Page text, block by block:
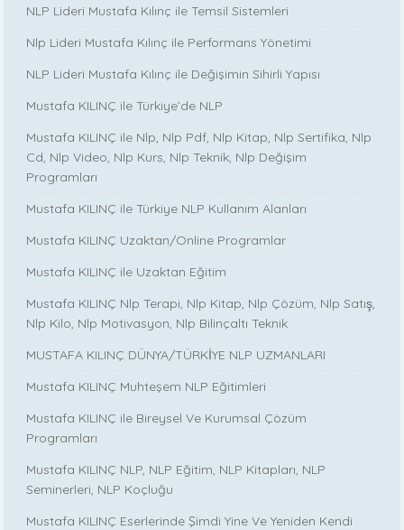
NLP Lideri Mustafa Kılınç ile Temsil Sistemleri
Nlp Lideri Mustafa Kılınç ile Performans Yönetimi
NLP Lideri Mustafa Kılınç ile Değişimin Sihirli Yapısı
Mustafa KILINÇ ile Türkiye’de NLP
Mustafa KILINÇ ile Nlp, Nlp Pdf, Nlp Kitap, Nlp Sertifika, Nlp
Cd, Nlp Video, Nlp Kurs, Nlp Teknik, Nlp Değişim
Programları
Mustafa KILINÇ ile Türkiye NLP Kullanım Alanları
Mustafa KILINÇ Uzaktan/Online Programlar
Mustafa KILINÇ ile Uzaktan Eğitim
Mustafa KILINÇ Nlp Terapi, Nlp Kitap, Nlp Çözüm, Nlp Satış,
Nlp Kilo, Nlp Motivasyon, Nlp Bilinçaltı Teknik
MUSTAFA KILINÇ DÜNYA/TÜRKİYE NLP UZMANLARI
Mustafa KILINÇ Muhteşem NLP Eğitimleri
Mustafa KILINÇ ile Bireysel Ve Kurumsal Çözüm
Programları
Mustafa KILINÇ NLP, NLP Eğitim, NLP Kitapları, NLP
Seminerleri, NLP Koçluğu
Mustafa KILINÇ Eserlerinde Şimdi Yine Ve Yeniden Kendi